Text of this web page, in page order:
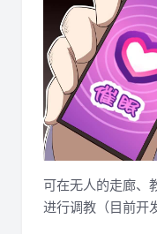
可在无人的走廊、
进行调教（目前开